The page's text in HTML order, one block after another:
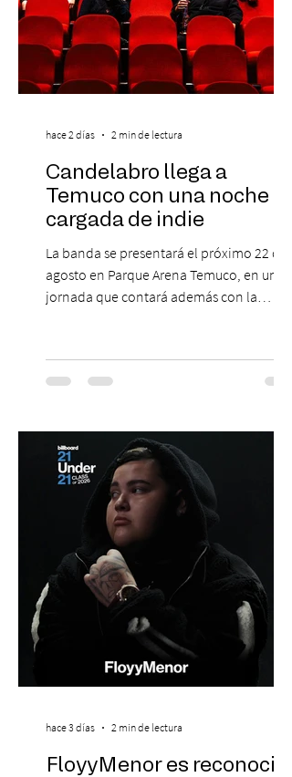
Candelabro llega a
Temuco con una noche
cargada de indie
La banda se presentará el próximo 22 de
agosto en Parque Arena Temuco, en una
jornada que contará además con la
agosto, el Parque Arena Temuco será
escenario de una noche dedicada al indie
banda que llegará a la capital de La
Araucanía para ofrecer un show cargado
de energía, guitarras y canciones que han
marcado su breve pero exitosa trayectoria.
hace 2 días 2 min de lectura
FloyyMenor es reconocido
hace 3 días 2 min de lectura